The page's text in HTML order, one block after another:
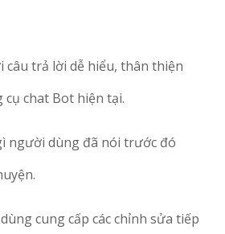
câu trả lời dễ hiểu, thân thiện
cụ chat Bot hiện tại.
người dùng đã nói trước đó
cung cấp các chỉnh sửa tiếp